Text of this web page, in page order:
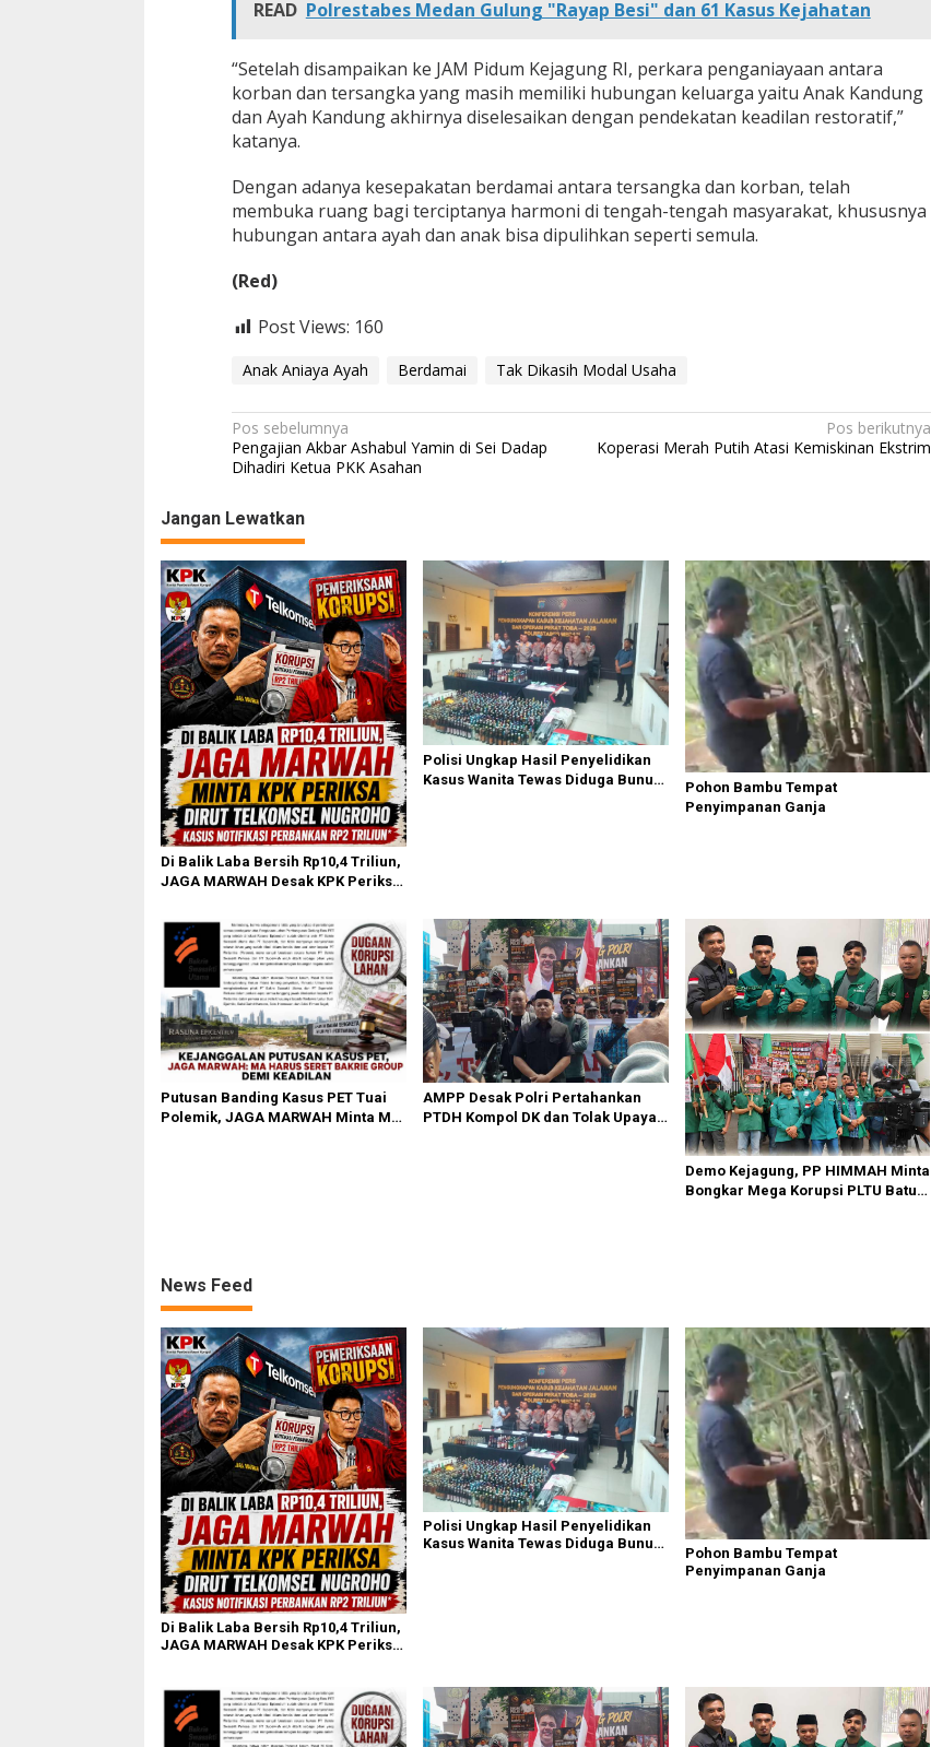
READ Polrestabes Medan Gulung "Rayap Besi" dan 61 Kasus Kejahatan
“Setelah disampaikan ke JAM Pidum Kejagung RI, perkara penganiayaan antara
korban dan tersangka yang masih memiliki hubungan keluarga yaitu Anak Kandung
dan Ayah Kandung akhirnya diselesaikan dengan pendekatan keadilan restoratif,”
katanya.
Dengan adanya kesepakatan berdamai antara tersangka dan korban, telah
membuka ruang bagi terciptanya harmoni di tengah-tengah masyarakat, khususnya
hubungan antara ayah dan anak bisa dipulihkan seperti semula.
(Red)
Post Views: 160
Anak Aniaya Ayah Berdamai Tak Dikasih Modal Usaha
N
a
i
g
a
s
i
p
o
s
Pos sebelumnya
Pengajian Akbar Ashabul Yamin di Sei Dadap
Dihadiri Ketua PKK Asahan
Pos berikutnya
Koperasi Merah Putih Atasi Kemiskinan Ekstrim
Jangan Lewatkan
Di Balik Laba Bersih Rp10,4 Triliun,
JAGA MARWAH Desak KPK Periksa
Dugaan Kasus Notifikasi
Perbankan
Polisi Ungkap Hasil Penyelidikan
Kasus Wanita Tewas Diduga Bunuh
Pohon Bambu Tempat
Penyimpanan Ganja
Putusan Banding Kasus PET Tuai
Polemik, JAGA MARWAH Minta MA
AMPP Desak Polri Pertahankan
PTDH Kompol DK dan Tolak Upaya
Demo Kejagung, PP HIMMAH Minta
Bongkar Mega Korupsi PLTU Batu
News Feed
Di Balik Laba Bersih Rp10,4 Triliun,
JAGA MARWAH Desak KPK Periksa
Perbankan
Polisi Ungkap Hasil Penyelidikan
Kasus Wanita Tewas Diduga Bunuh
Pohon Bambu Tempat
Penyimpanan Ganja